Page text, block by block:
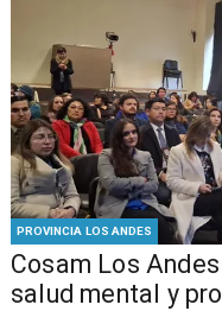
PROVINCIA LOS ANDES
Cosam Los
salud mental y